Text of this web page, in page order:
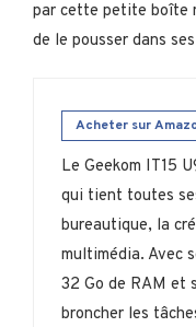
par cette petite boîte
de le pousser dans
Acheter sur
Le Geekom IT15
qui tient toutes
bureautique, la
multimédia. Avec
32 Go de RAM et
broncher les